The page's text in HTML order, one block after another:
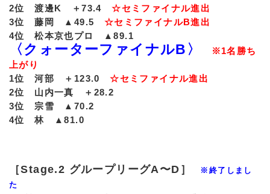
2位 渡邊K ＋73.4
☆セミファイナル進出
3位 藤岡 ▲49.5
☆セミファイナルB進出
4位 松本京也プロ ▲89.1
〈クォーターファイナルB〉
※1名勝ち
上がり
1位 河部 ＋123.0
☆セミファイナル進出
2位 山内一真 ＋28.2
3位 宗雪 ▲70.2
4位 林 ▲81.0
［Stage.2 グループリーグA〜D］
※終了しまし
た